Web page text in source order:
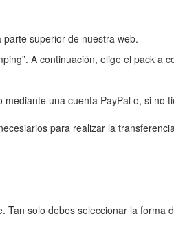
parte superior de nuestra web.
A continuación, elige el pack a
una cuenta PayPal o, si no
para realizar la
Tan solo debes seleccionar la forma